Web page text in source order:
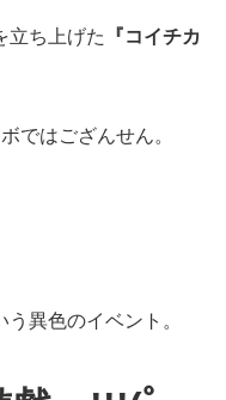
立ち上げた
『コイチカ
ではござんせん。
異色のイベント。